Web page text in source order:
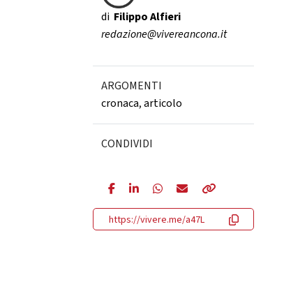
diFilippo Alfieri
redazione@vivereancona.it
ARGOMENTI
cronaca,articolo
CONDIVIDI
https://vivere.me/a47L